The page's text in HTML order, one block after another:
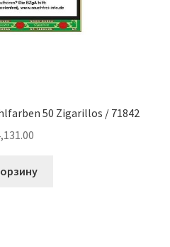
50 Zigarillos / 71842